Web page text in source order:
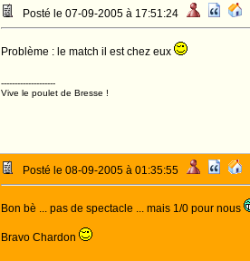
Posté le 07-09-2005 à 17:51:24
Problème : le match il est chez eux
--------------------
Vive le poulet de Bresse !
Posté le 08-09-2005 à 01:35:55
Bon bè ... pas de spectacle ... mais 1/0 pour nous
Bravo Chardon